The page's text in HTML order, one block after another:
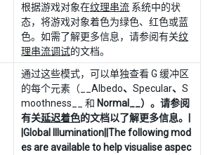
根据游戏对象在纹理串流 系统中的状
态，将游戏对象着色为绿色、红色或蓝
色。如需了解更多信息，请参阅有关纹
理串流调试的文档。
通过这些模式，可以单独查看 G 缓冲区
的每个元素（__Albedo、 Specular、 S
moothness__ 和 Normal__）。请参阅
有关延迟着色的文档以了解更多信息。|
Global Illumination ||The following mod
es are available to help visualise aspec